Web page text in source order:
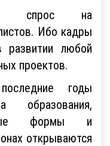
спрос на
Ибо кадры
любой
проектов.
годы
образования,
формы и
открываются